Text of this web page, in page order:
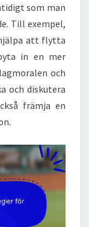
som man
Till exempel,
att flytta
in en mer
och
och diskutera
främja en